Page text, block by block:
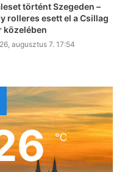
történt Szegeden –
rolleres esett el a Csillag
közelében
augusztus 7. 17:54
℃